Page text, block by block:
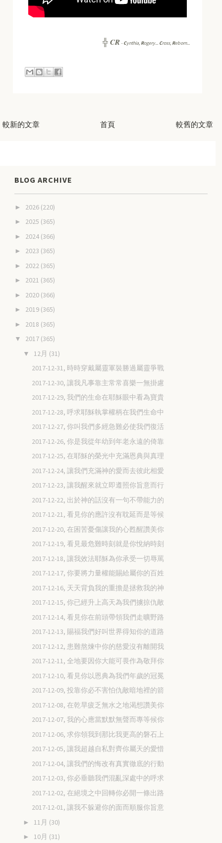
╬CR -Cynthia, Rogery... Cross, Reborn...
較新的文章 較舊的文章
首頁
BLOG ARCHIVE
► 2026 (220)
► 2025 (365)
► 2024 (366)
► 2023 (365)
► 2022 (365)
► 2021 (365)
► 2020 (366)
► 2019 (365)
► 2018 (365)
▼ 2017 (365)
▼ 12月 (31)
2017-12-31, 時時穿戴屬靈軍裝勝過屬靈爭戰
2017-12-30, 讓我凡事靠主常常喜樂一無掛慮
2017-12-29, 我們的生命在耶穌眼中看為寶貴
2017-12-28, 呼求耶穌執掌權柄在我們生命中
2017-12-27, 你叫我們多經急難必使我們復活
2017-12-26, 你是我從年幼到年老永遠的倚靠
2017-12-25, 在耶穌的榮光中充滿恩典與真理
2017-12-24, 讓我們充滿神的愛而去彼此相愛
2017-12-23, 讓我醒來就立即遵照你旨意而行
2017-12-22, 出於神的話沒有一句不帶能力的
2017-12-21, 看見你的應許沒有耽延而是等候
2017-12-20, 在困苦憂傷讓我的心甦醒讚美你
2017-12-19, 看見最危難時刻就是你悅納時刻
2017-12-18, 讓我效法耶穌為你承受一切辱罵
2017-12-17, 你要將力量權能賜給屬你的百姓
2017-12-16, 天天背負我的重擔是拯救我的神
2017-12-15, 你已經升上高天為我們擄掠仇敵
2017-12-14, 看見你在前頭帶領我們走曠野路
2017-12-13, 賜福我們好叫世界得知你的道路
2017-12-12, 患難熬煉中你的慈愛沒有離開我
2017-12-11, 全地要因你大能可畏作為敬拜你
2017-12-10, 看見你以恩典為我們年歲的冠冕
2017-12-09, 投靠你必不害怕仇敵暗地裡的箭
2017-12-08, 在乾旱疲乏無水之地渴想讚美你
2017-12-07, 我的心應當默默無聲而專等候你
2017-12-06, 求你領我到那比我更高的磐石上
2017-12-05, 讓我超越自私對齊你屬天的愛惜
2017-12-04, 讓我們的悔改有真實徹底的行動
2017-12-03, 你必垂聽我們混亂深處中的呼求
2017-12-02, 在絕境之中回轉你必開一條出路
2017-12-01, 讓我不躲避你的面而順服你旨意
► 11月 (30)
► 10月 (31)